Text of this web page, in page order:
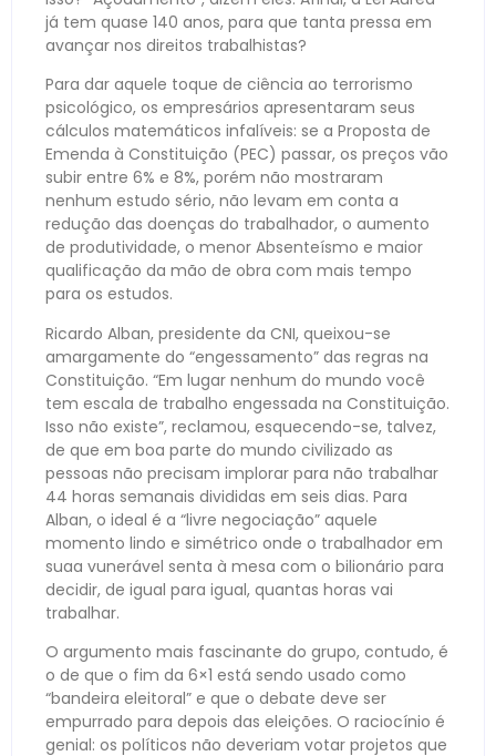
já tem quase 140 anos, para que tanta pressa em
avançar nos direitos trabalhistas?
Para dar aquele toque de ciência ao terrorismo
psicológico, os empresários apresentaram seus
cálculos matemáticos infalíveis: se a Proposta de
Emenda à Constituição (PEC) passar, os preços vão
subir entre 6% e 8%, porém não mostraram
nenhum estudo sério, não levam em conta a
redução das doenças do trabalhador, o aumento
de produtividade, o menor Absenteísmo e maior
qualificação da mão de obra com mais tempo
para os estudos.
Ricardo Alban, presidente da CNI, queixou-se
amargamente do “engessamento” das regras na
Constituição. “Em lugar nenhum do mundo você
tem escala de trabalho engessada na Constituição.
Isso não existe”, reclamou, esquecendo-se, talvez,
de que em boa parte do mundo civilizado as
pessoas não precisam implorar para não trabalhar
44 horas semanais divididas em seis dias. Para
Alban, o ideal é a “livre negociação” aquele
momento lindo e simétrico onde o trabalhador em
suaa vunerável senta à mesa com o bilionário para
decidir, de igual para igual, quantas horas vai
trabalhar.
O argumento mais fascinante do grupo, contudo, é
o de que o fim da 6×1 está sendo usado como
“bandeira eleitoral” e que o debate deve ser
empurrado para depois das eleições. O raciocínio é
genial: os políticos não deveriam votar projetos que